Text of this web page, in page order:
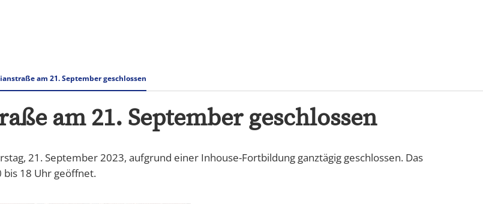
am 21. September geschlossen
am 21. September geschlossen
21. September 2023, aufgrund einer Inhouse-Fortbildung ganztägig geschlossen. Das
18 Uhr geöffnet.